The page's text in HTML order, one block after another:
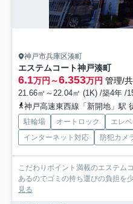
神戸市兵庫区湊町
エステムコート神戸湊町
6.1万円～6.353万円 管理/
21.66㎡～22.04㎡ (1K) /築4年 /
神戸高速東西線「新開地」駅
駐輪場 オートロック エレ
インターネット対応
防犯カメ
こだわりポイント満載のエステム
あるのでゴミの持ち運びの負担を
見る